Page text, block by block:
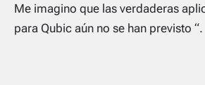
Me imagino que las verdaderas
para Qubic aún no se han previsto “.